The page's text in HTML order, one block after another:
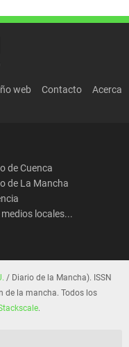
web Contacto
Acerca
de Cuenca
de La Mancha
locales...
/ Diario de la Mancha). ISSN
de la mancha. Todos los
.